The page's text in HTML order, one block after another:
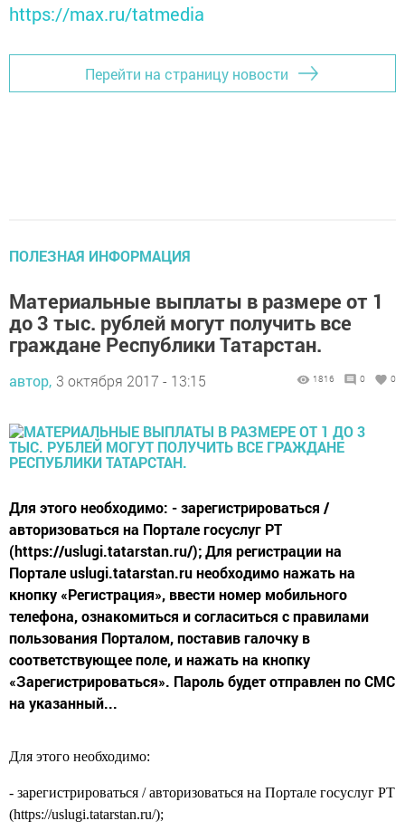
https://max.ru/tatmedia
Перейти на страницу новости
ПОЛЕЗНАЯ ИНФОРМАЦИЯ
Материальные выплаты в размере от 1
до 3 тыс. рублей могут получить все
граждане Республики Татарстан.
автор, 3 октября 2017 - 13:15 1816 0 0
Для этого необходимо: - зарегистрироваться /
авторизоваться на Портале госуслуг РТ
(https://uslugi.tatarstan.ru/); Для регистрации на
Портале uslugi.tatarstan.ru необходимо нажать на
кнопку «Регистрация», ввести номер мобильного
телефона, ознакомиться и согласиться с правилами
пользования Порталом, поставив галочку в
соответствующее поле, и нажать на кнопку
«Зарегистрироваться». Пароль будет отправлен по СМС
на указанный...
Для этого необходимо:
- зарегистрироваться / авторизоваться на Портале госуслуг РТ
(https://uslugi.tatarstan.ru/);